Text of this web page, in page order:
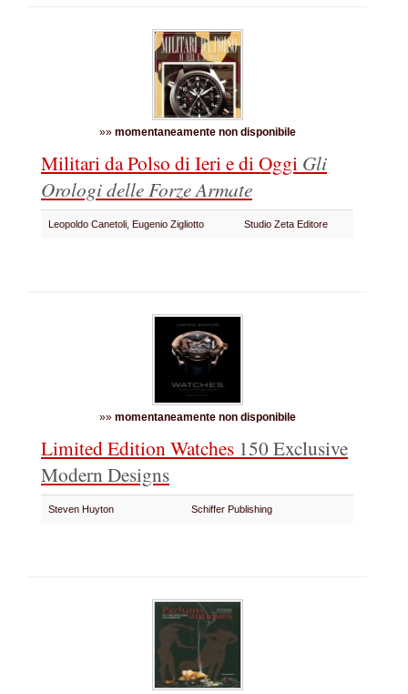
»» momentaneamente non disponibile
Militari da Polso di Ieri e di Oggi Gli
Orologi delle Forze Armate
Leopoldo Canetoli, Eugenio Zigliotto Studio Zeta Editore
»» momentaneamente non disponibile
Limited Edition Watches 150 Exclusive
Modern Designs
Steven Huyton Schiffer Publishing